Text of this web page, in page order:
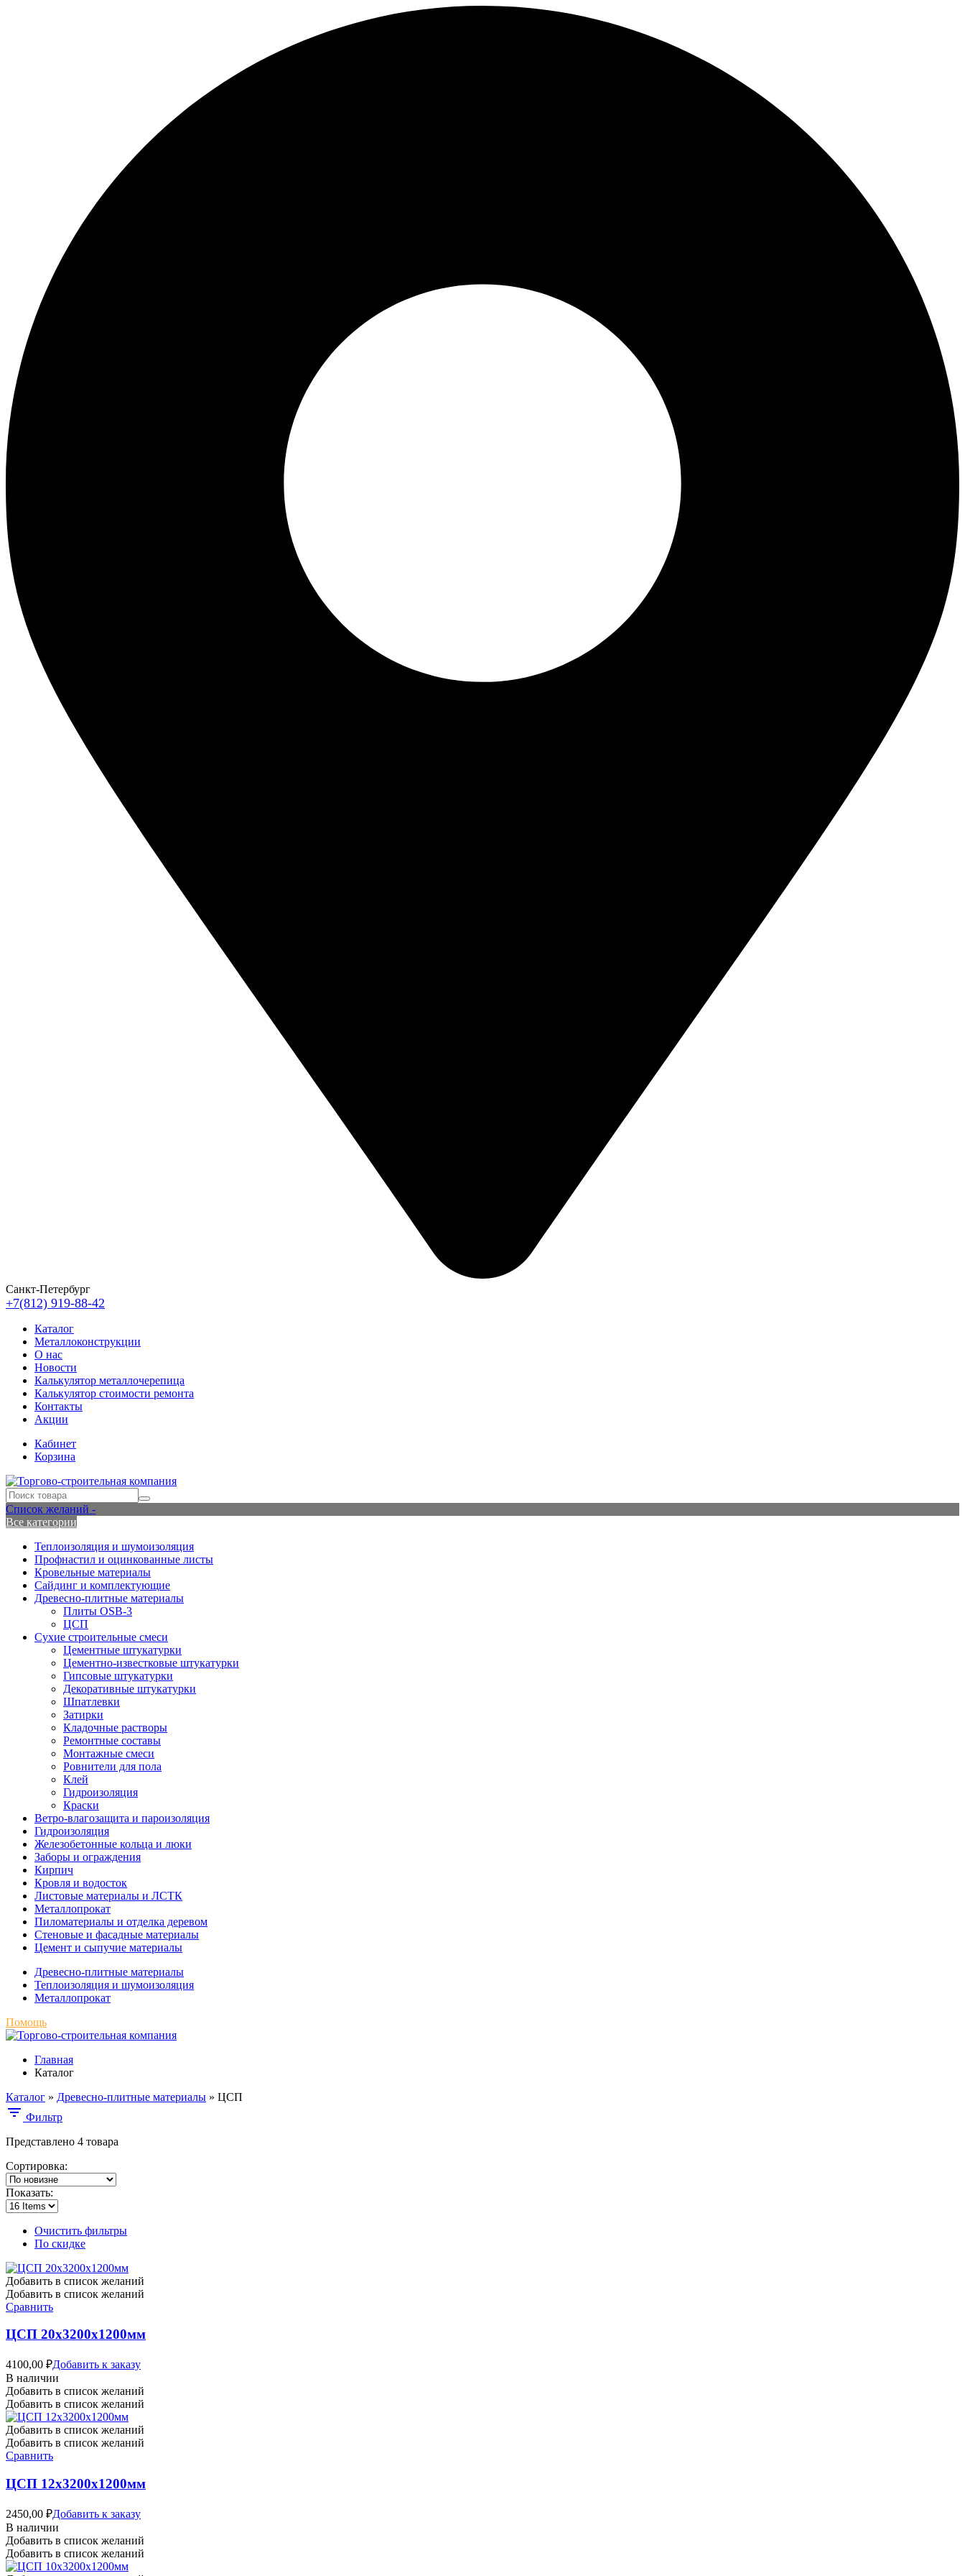
Санкт-Петербург
+7(812) 919-88-42
Каталог
Металлоконструкции
О нас
Новости
Калькулятор металлочерепица
Калькулятор стоимости ремонта
Контакты
Акции
Кабинет
Корзина
Список желаний -
Все категории
Теплоизоляция и шумоизоляция
Профнастил и оцинкованные листы
Кровельные материалы
Сайдинг и комплектующие
Древесно-плитные материалы
Плиты OSB-3
ЦСП
Сухие строительные смеси
Цементные штукатурки
Цементно-известковые штукатурки
Гипсовые штукатурки
Декоративные штукатурки
Шпатлевки
Затирки
Кладочные растворы
Ремонтные составы
Монтажные смеси
Ровнители для пола
Клей
Гидроизоляция
Краски
Ветро-влагозащита и пароизоляция
Гидроизоляция
Железобетонные кольца и люки
Заборы и ограждения
Кирпич
Кровля и водосток
Листовые материалы и ЛСТК
Металлопрокат
Пиломатериалы и отделка деревом
Стеновые и фасадные материалы
Цемент и сыпучие материалы
Древесно-плитные материалы
Теплоизоляция и шумоизоляция
Металлопрокат
Помощь
Главная
Каталог
Каталог » Древесно-плитные материалы » ЦСП
Фильтр
Представлено 4 товара
Сортировка:
Показать:
Очистить фильтры
По скидке
Добавить в список желаний
Добавить в список желаний
Сравнить
ЦСП 20х3200х1200мм
4100,00 ₽Добавить к заказу
В наличии
Добавить в список желаний
Добавить в список желаний
Добавить в список желаний
Добавить в список желаний
Сравнить
ЦСП 12х3200х1200мм
2450,00 ₽Добавить к заказу
В наличии
Добавить в список желаний
Добавить в список желаний